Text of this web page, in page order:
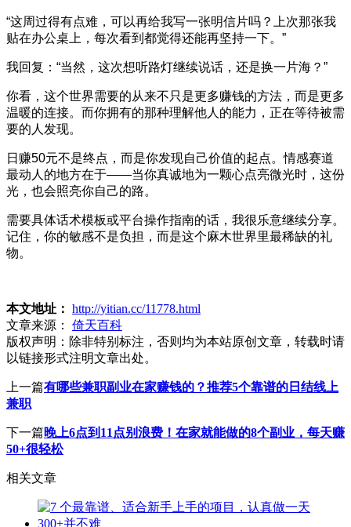
“这周过得有点难，可以再给我写一张明信片吗？上次那张我
贴在办公桌上，每次看到都觉得还能再坚持一下。”
我回复：“当然，这次想听路灯继续说话，还是换一片海？”
你看，这个世界需要的从来不只是更多赚钱的方法，而是更多
温暖的连接。而你拥有的那种理解他人的能力，正在等待被需
要的人发现。
日赚50元不是终点，而是你发现自己价值的起点。情感赛道
最动人的地方在于——当你真诚地为一颗心点亮微光时，这份
光，也会照亮你自己的路。
需要具体话术模板或平台操作指南的话，我很乐意继续分享。
记住，你的敏感不是负担，而是这个麻木世界里最稀缺的礼
物。
本文地址： http://yitian.cc/11778.html
文章来源：
倚天百科
版权声明： 除非特别标注，否则均为本站原创文章，转载时请
以链接形式注明文章出处。
上一篇有哪些兼职副业在家赚钱的？推荐5个靠谱的日结线上
兼职
下一篇晚上6点到11点别浪费！在家就能做的8个副业，每天赚
50+很轻松
相关文章